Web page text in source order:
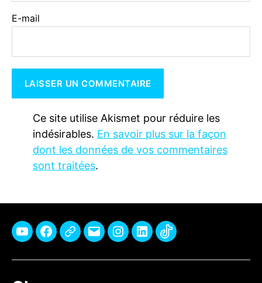
E-mail
Ce site utilise Akismet pour réduire les
indésirables. En savoir plus sur la façon
dont les données de vos commentaires
sont traitées.
YoutubeFacebook
Pinterest
E-
Instagram
LinkedinTikTok